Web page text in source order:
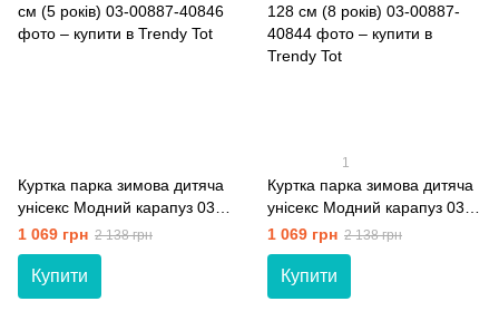
Куртка парка зимова дитяча
унісекс Модний карапуз 03-
00887 денім 110 см (5 років)
1 069 грн 2 138 грн
Купити
1
Куртка парка зимова дитяча
унісекс Модний карапуз 03-
00887 бордовий 128 см (8
років)
1 069 грн 2 138 грн
Купити